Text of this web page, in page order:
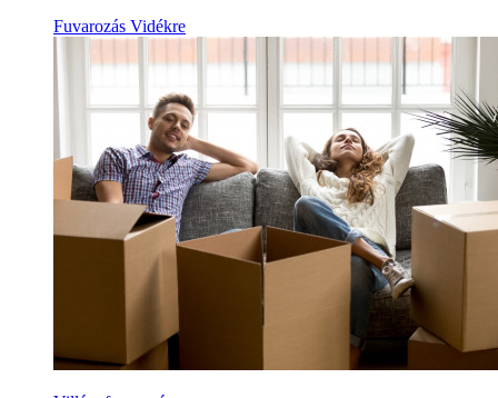
Fuvarozás Vidékre